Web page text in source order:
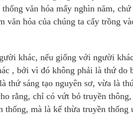
văn hóa mấy nghìn năm,
hóa của chúng ta cấy trồng
khác, nếu giống với người
, bởi vì đó không phải là thứ do
thứ sáng tạo nguyên sơ, vừa là
rằng, chỉ có vứt bỏ truyền
mà là kế thừa truyền thống